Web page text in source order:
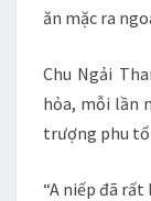
ăn mặc ra
Chu Ngải
hỏa, mỗi lần
trượng phu
“A niếp đã